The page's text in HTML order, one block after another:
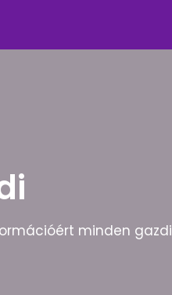
minden gazdi